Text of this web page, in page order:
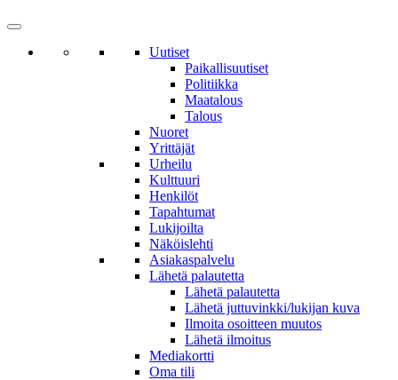
Uutiset
Paikallisuutiset
Politiikka
Maatalous
Talous
Nuoret
Yrittäjät
Urheilu
Kulttuuri
Henkilöt
Tapahtumat
Lukijoilta
Näköislehti
Asiakaspalvelu
Lähetä palautetta
Lähetä palautetta
Lähetä juttuvinkki/lukijan kuva
Ilmoita osoitteen muutos
Lähetä ilmoitus
Mediakortti
Oma tili